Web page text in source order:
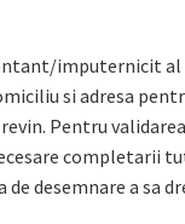
imputernicit al
si adresa
Pentru
desemnare a sa